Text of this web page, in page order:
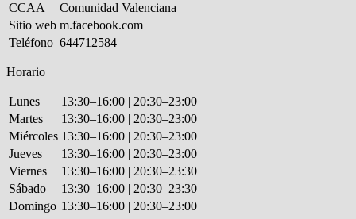
CCAA
Comunidad Valenciana
Sitio web m.facebook.com
Teléfono 644712584
Horario
Lunes
13:30–16:00 | 20:30–23:00
Martes
13:30–16:00 | 20:30–23:00
Miércoles 13:30–16:00 | 20:30–23:00
Jueves
13:30–16:00 | 20:30–23:00
Viernes
13:30–16:00 | 20:30–23:30
Sábado
13:30–16:00 | 20:30–23:30
Domingo 13:30–16:00 | 20:30–23:00